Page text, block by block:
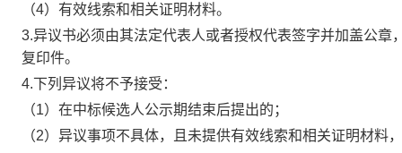
（4）有效线索和相关证明材料。
3.异议书必须由其法定代表人或者授权代表签字并加盖公
复印件。
4.下列异议将不予接受：
（1）在中标候选人公示期结束后提出的；
（2）异议事项不具体，且未提供有效线索和相关证明材料